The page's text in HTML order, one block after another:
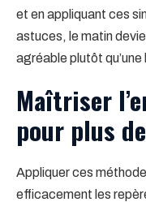
et en appliquant ces
astuces, le matin
agréable plutôt
Maîtriser
pour plus
Appliquer ces
efficacement les